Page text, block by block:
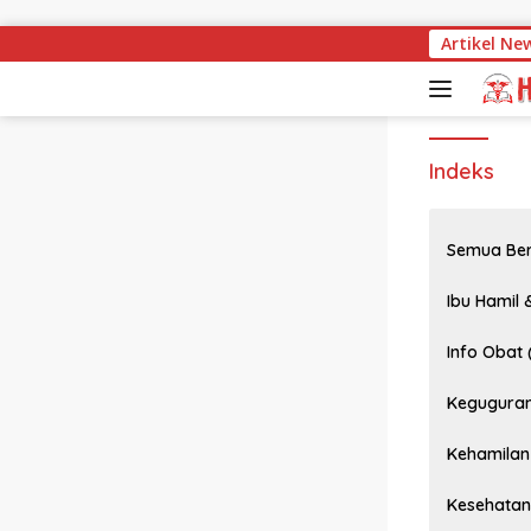
Artikel
Indeks
Semua
Ibu Hamil
Info Obat